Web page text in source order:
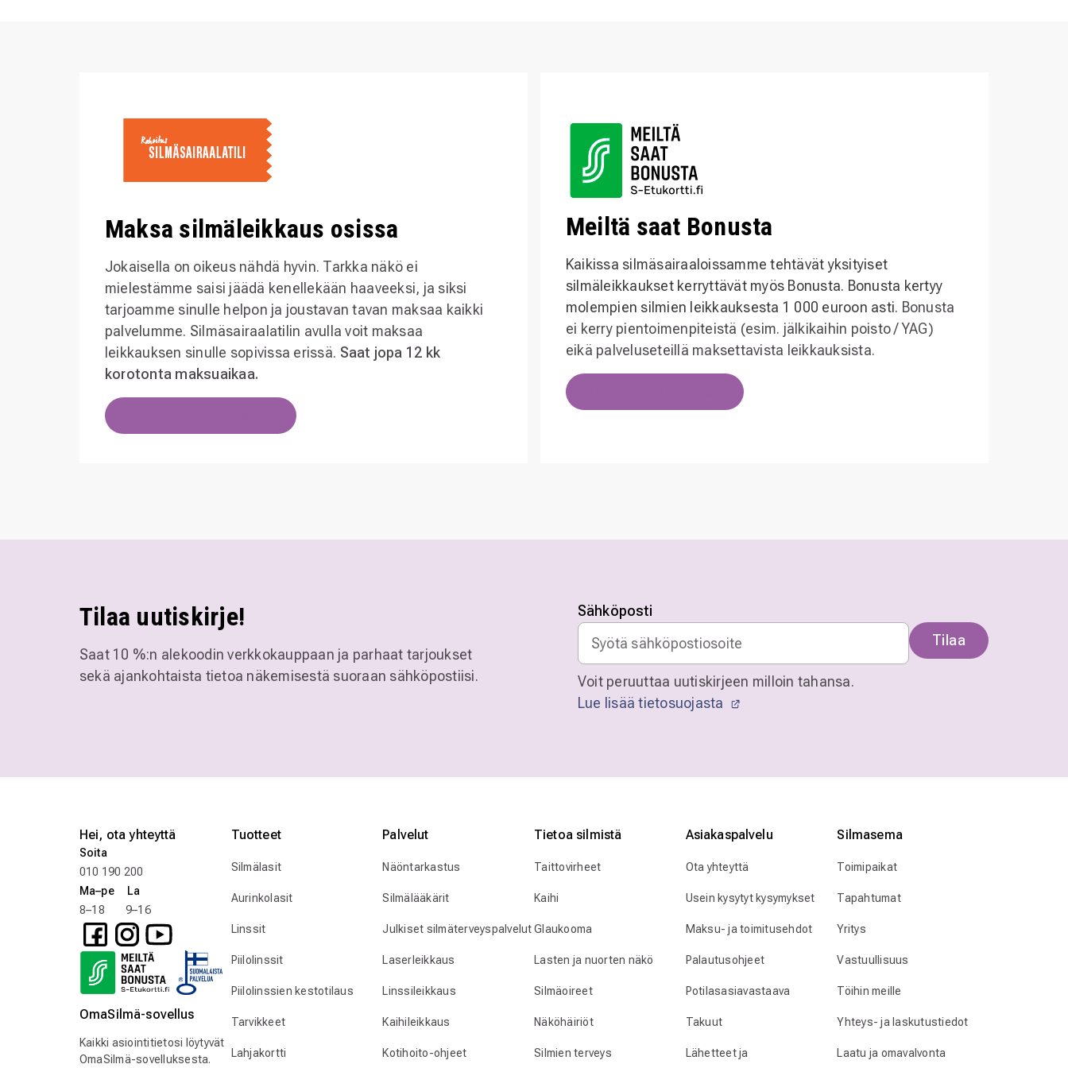
Maksa silmäleikkaus osissa
Jokaisella on oikeus nähdä hyvin. Tarkka näkö ei
mielestämme saisi jäädä kenellekään haaveeksi, ja siksi
tarjoamme sinulle helpon ja joustavan tavan maksaa kaikki
palvelumme. Silmäsairaalatilin avulla voit maksaa
leikkauksen sinulle sopivissa erissä. Saat jopa 12 kk
korotonta maksuaikaa.
Meiltä saat Bonusta
Kaikissa silmäsairaaloissamme tehtävät yksityiset
silmäleikkaukset kerryttävät myös Bonusta. Bonusta kertyy
molempien silmien leikkauksesta 1 000 euroon asti. Bonusta
ei kerry pientoimenpiteistä (esim. jälkikaihin poisto / YAG)
eikä palveluseteillä maksettavista leikkauksista.
Tilaa uutiskirje!
Saat 10 %:n alekoodin verkkokauppaan ja parhaat tarjoukset
sekä ajankohtaista tietoa näkemisestä suoraan sähköpostiisi.
Sähköposti
Tilaa
Voit peruuttaa uutiskirjeen milloin tahansa.
Lue lisää tietosuojasta
Hei, ota yhteyttä
Soita
010 190 200
Ma–pe La
8–18 9–16
OmaSilmä-sovellus
Kaikki asiointitietosi löytyvät
OmaSilmä-sovelluksesta.
Tuotteet
Silmälasit
Aurinkolasit
Linssit
Piilolinssit
Piilolinssien kestotilaus
Tarvikkeet
Lahjakortti
Palvelut
Näöntarkastus
Silmälääkärit
Julkiset silmäterveyspalvelut
Laserleikkaus
Linssileikkaus
Kaihileikkaus
Kotihoito-ohjeet
Tietoa silmistä
Taittovirheet
Kaihi
Glaukooma
Lasten ja nuorten näkö
Silmäoireet
Näköhäiriöt
Silmien terveys
Asiakaspalvelu
Ota yhteyttä
Usein kysytyt kysymykset
Maksu- ja toimitusehdot
Palautusohjeet
Potilasasiavastaava
Takuut
Lähetteet ja
Silmӓasema
Toimipaikat
Tapahtumat
Yritys
Vastuullisuus
Töihin meille
Yhteys- ja laskutustiedot
Laatu ja omavalvonta